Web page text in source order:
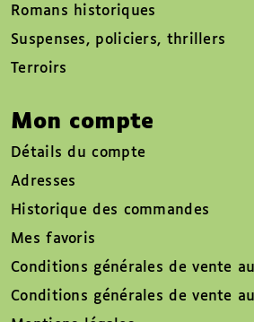
Romans historiques
Suspenses, policiers, thrillers
Terroirs
Mon compte
Détails du compte
Adresses
Historique des commandes
Mes favoris
Conditions générales de vente
Conditions générales de vente